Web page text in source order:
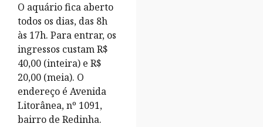
O aquário fica aberto
todos os dias, das 8h
às 17h. Para entrar, os
ingressos custam R$
40,00 (inteira) e R$
20,00 (meia). O
endereço é Avenida
Litorânea, nº 1091,
bairro de Redinha.